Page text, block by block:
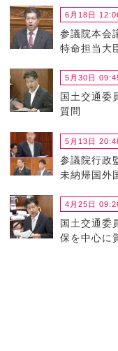
6月18日
参議院本会
特命担当大
5月30日
国土交通委
質問
5月13日
参議院行政
未納帰国外
4月25日
国土交通委
保を中心に